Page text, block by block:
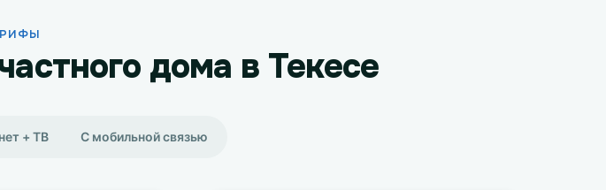
дома в Текесе
+ ТВ С мобильной связью